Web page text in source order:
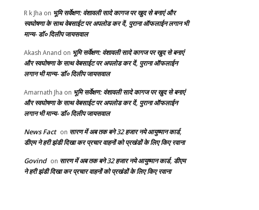
R k Jha on भूमि सर्वेक्षण: वंशावली सादे कागज पर खुद से बनाएं और
स्वघोषणा के साथ वेबसाईट पर अपलोड कर दें, पुराना ऑफलाईन लगान भी
मान्य- डॉ० दिलीप जायसवाल
Akash Anand on भूमि सर्वेक्षण: वंशावली सादे कागज पर खुद से बनाएं
और स्वघोषणा के साथ वेबसाईट पर अपलोड कर दें, पुराना ऑफलाईन
लगान भी मान्य- डॉ० दिलीप जायसवाल
Amarnath Jha on भूमि सर्वेक्षण: वंशावली सादे कागज पर खुद से बनाएं
और स्वघोषणा के साथ वेबसाईट पर अपलोड कर दें, पुराना ऑफलाईन
लगान भी मान्य- डॉ० दिलीप जायसवाल
News Fact on सारण में अब तक बने 32 हजार नये आयुष्मान कार्ड,
डीएम ने हरी झंडी दिखा कर प्रचार वाहनों को प्रखंडों के लिए किए रवाना
Govind on सारण में अब तक बने 32 हजार नये आयुष्मान कार्ड, डीएम
ने हरी झंडी दिखा कर प्रचार वाहनों को प्रखंडों के लिए किए रवाना